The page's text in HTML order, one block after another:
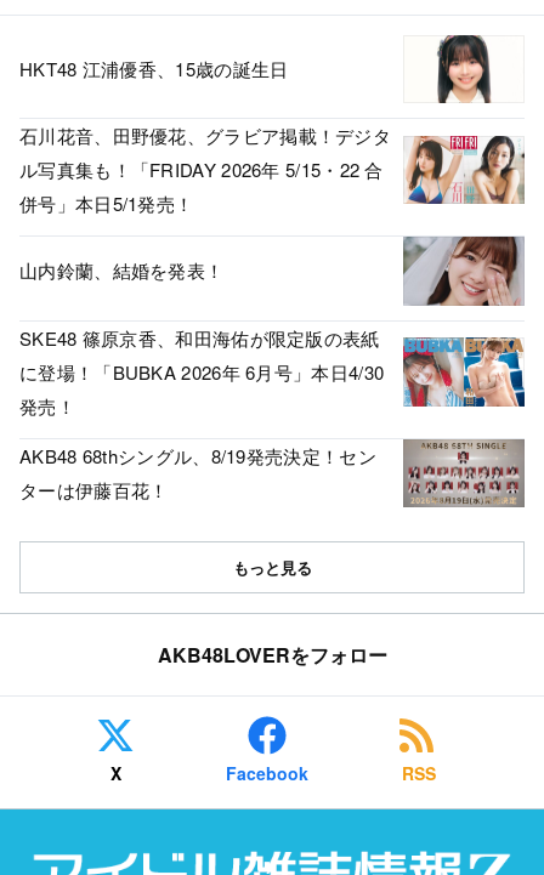
HKT48 江浦優香、15歳の誕生日
石川花音、田野優花、グラビア掲載！デジタ
ル写真集も！「FRIDAY 2026年 5/15・22 合
併号」本日5/1発売！
山内鈴蘭、結婚を発表！
SKE48 篠原京香、和田海佑が限定版の表紙
に登場！「BUBKA 2026年 6月号」本日4/30
発売！
AKB48 68thシングル、8/19発売決定！セン
ターは伊藤百花！
もっと見る
AKB48LOVERをフォロー
X Facebook RSS